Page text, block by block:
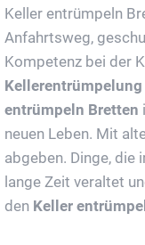
Keller entrümpeln
Anfahrtsweg,
Kompetenz bei der
entrümpeln Bretten
neuen Leben. Mit
abgeben. Dinge, die
lange Zeit veraltet
den Keller